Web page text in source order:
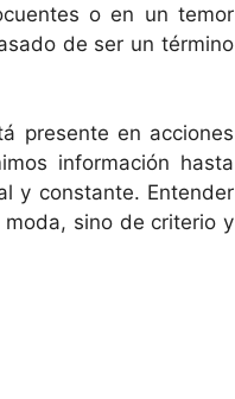
o en un temor
de ser un término
presente en acciones
información hasta
y constante. Entender
sino de criterio y